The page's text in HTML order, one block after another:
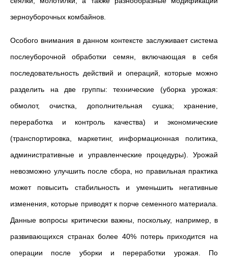
зерноуборочных комбайнов.
Особого внимания в данном контексте заслуживает система
послеуборочной обработки семян, включающая в себя
последовательность действий и операций, которые можно
разделить на две группы: технические (уборка урожая:
обмолот, очистка, дополнительная сушка; хранение,
переработка и контроль качества) и экономические
(транспортировка, маркетинг, информационная политика,
административные и управленческие процедуры). Урожай
невозможно улучшить после сбора, но правильная практика
может повысить стабильность и уменьшить негативные
изменения, которые приводят к порче семенного материала.
Данные вопросы критически важны, поскольку, например, в
развивающихся странах более 40% потерь приходится на
операции после уборки и переработки урожая. По